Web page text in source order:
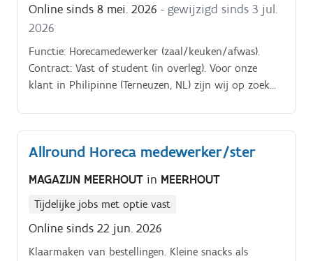
het restaurant en de bar Bereiden en serveren van
cocktails, dranken en andere barservice Zorgen voor
een nette en verzorgde uitstraling van de zaal, bar en
ontbijtruimte Correct afrekenen en opvolgen van
bestellingen Inspelen op de wensen van gasten en
collega’s van verschillende afdelingen om een vlotte
service te garanderen
Online sinds 8 mei. 2026 - gewijzigd sinds 3 jul.
2026
Functie: Horecamedewerker (zaal/keuken/afwas).
Contract: Vast of student (in overleg). Voor onze
klant in Philipinne (Terneuzen, NL) zijn wij op zoek
keuken) – Vast of student. Ben jij iemand die.
Allround Horeca medewerker/ster
MAGAZIJN MEERHOUT in MEERHOUT
Tijdelijke jobs met optie vast
Online sinds 22 jun. 2026
Klaarmaken van bestellingen. Kleine snacks als